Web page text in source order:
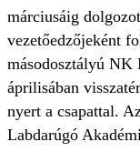
márciusáig
vezetőedzőjeként
másodosztályú NK
áprilisában
nyert a csapattal.
Labdarúgó